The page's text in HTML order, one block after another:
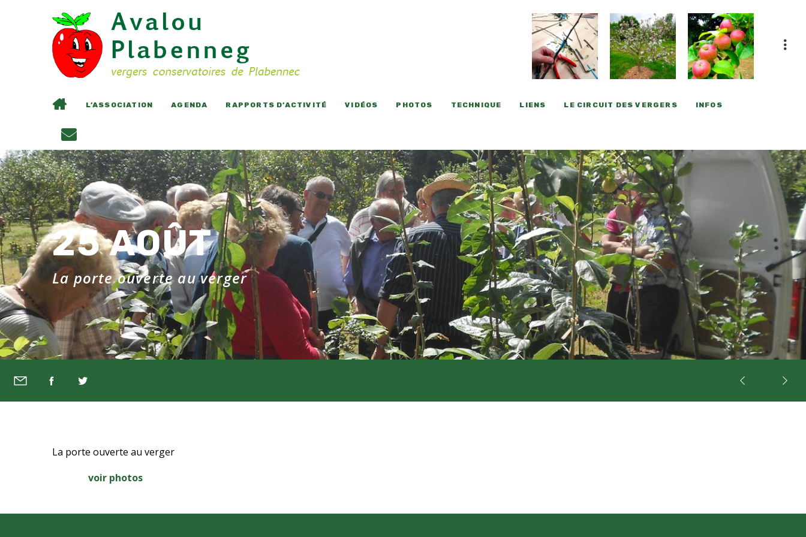
L’ASSOCIATION AGENDA RAPPORTS D’ACTIVITÉ VIDÉOS PHOTOS TECHNIQUE LIENS LE CIRCUIT DES VERGERS INFOS
25 AOÛT
La porte ouverte au verger
La porte ouverte au verger
voir photos